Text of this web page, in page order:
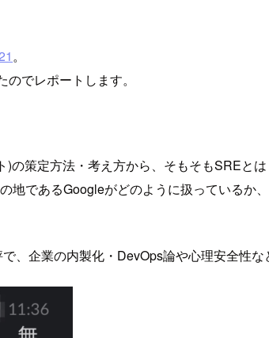
。
でレポートします。
策定方法・考え方から、そもそもSREと
であるGoogleがどのように扱っているか
企業の内製化・DevOps論や心理安全性な